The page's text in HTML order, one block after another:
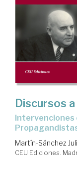
Discursos
Martín-Sánchez
CEU Ediciones.